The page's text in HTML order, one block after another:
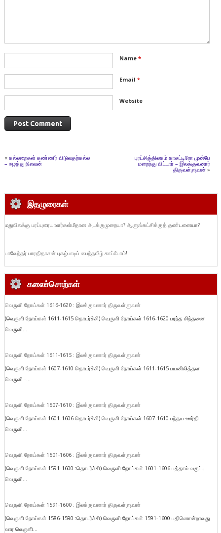
Name *
Email *
Website
« கல்லறைகள் கண்ணீர் விடுவதற்கல்ல !
– ஈழத்து நிலவன்
புரட்சித்திலகம் காசுட்டிரோ முன்பே
மறைந்து விட்டார் – இலக்குவனார்
திருவள்ளுவன் »
இதழுரைகள்
மதுவிலக்கு பரப்புரையாளர்கள்மீதான அடக்குமுறையா? ஆளுங்கட்சிக்குத் தண்டனையா?
பாவேந்தர் பாரதிதாசன் புகழ்பாடிப் பைந்தமிழ் காப்போம்!
கலைச்சொற்கள்
வெருளி நோய்கள் 1616-1620 : இலக்குவனார் திருவள்ளுவன்
(வெருளி நோய்கள் 1611-1615 தொடர்ச்சி) வெருளி நோய்கள் 1616-1620 பரந்த சிந்தனை
வெருளி...
வெருளி நோய்கள் 1611-1615 : இலக்குவனார் திருவள்ளுவன்
(வெருளி நோய்கள் 1607-1610 தொடர்ச்சி) வெருளி நோய்கள் 1611-1615 பயனிலித்தள
வெருளி -...
வெருளி நோய்கள் 1607-1610 : இலக்குவனார் திருவள்ளுவன்
(வெருளி நோய்கள் 1601-1606 தொடர்ச்சி) வெருளி நோய்கள் 1607-1610 பந்தய ஊர்தி
வெருளி...
வெருளி நோய்கள் 1601-1606 : இலக்குவனார் திருவள்ளுவன்
(வெருளி நோய்கள் 1591-1600 :தொடர்ச்சி) வெருளி நோய்கள் 1601-1606 பத்தாம் வகுப்பு
வெருளி...
வெருளி நோய்கள் 1591-1600 : இலக்குவனார் திருவள்ளுவன்
(வெருளி நோய்கள் 1586-1590 :தொடர்ச்சி) வெருளி நோய்கள் 1591-1600 பதினொன்றாவது
வார வெருளி...